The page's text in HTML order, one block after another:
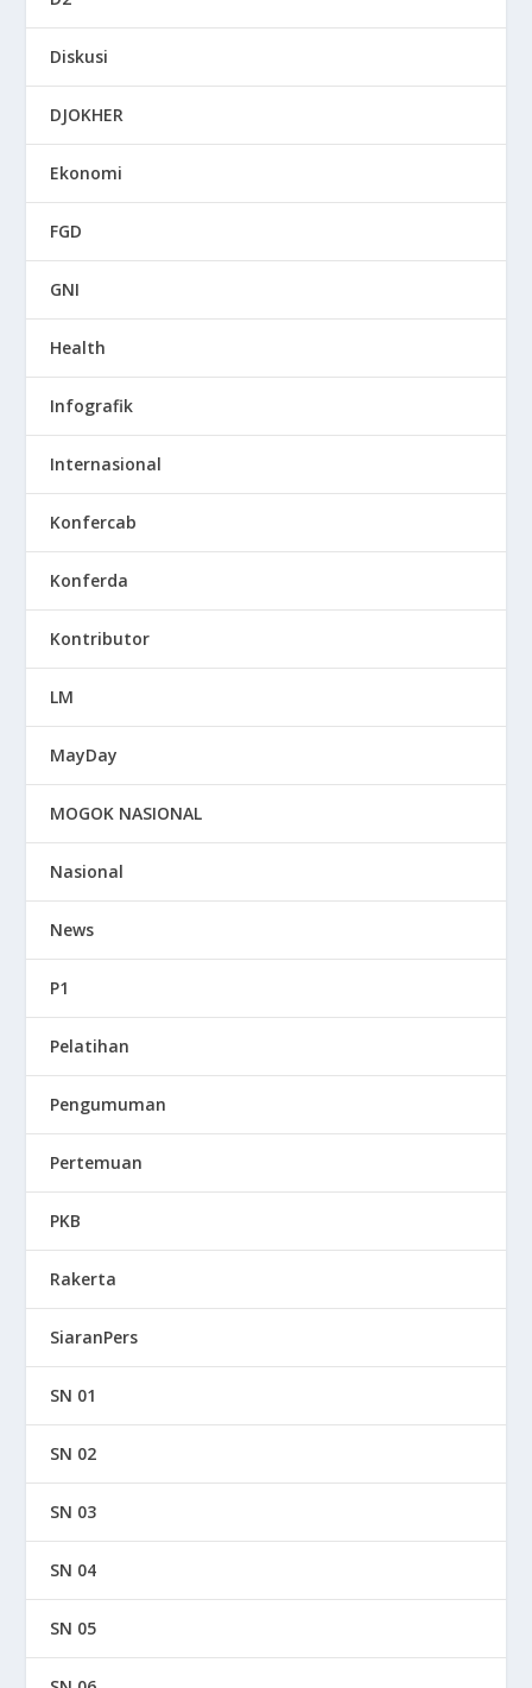
Diskusi
DJOKHER
Ekonomi
FGD
GNI
Health
Infografik
Internasional
Konfercab
Konferda
Kontributor
LM
MayDay
MOGOK NASIONAL
Nasional
News
P1
Pelatihan
Pengumuman
Pertemuan
PKB
Rakerta
SiaranPers
SN 01
SN 02
SN 03
SN 04
SN 05